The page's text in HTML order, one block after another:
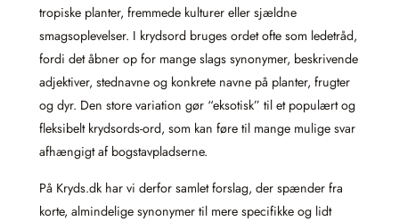
tropiske planter, fremmede kulturer eller sjældne
smagsoplevelser. I krydsord bruges ordet ofte som ledetråd,
fordi det åbner op for mange slags synonymer, beskrivende
adjektiver, stednavne og konkrete navne på planter, frugter
og dyr. Den store variation gør “eksotisk” til et populært og
fleksibelt krydsords-ord, som kan føre til mange mulige svar
afhængigt af bogstavpladserne.
På Kryds.dk har vi derfor samlet forslag, der spænder fra
korte, almindelige synonymer til mere specifikke og lidt